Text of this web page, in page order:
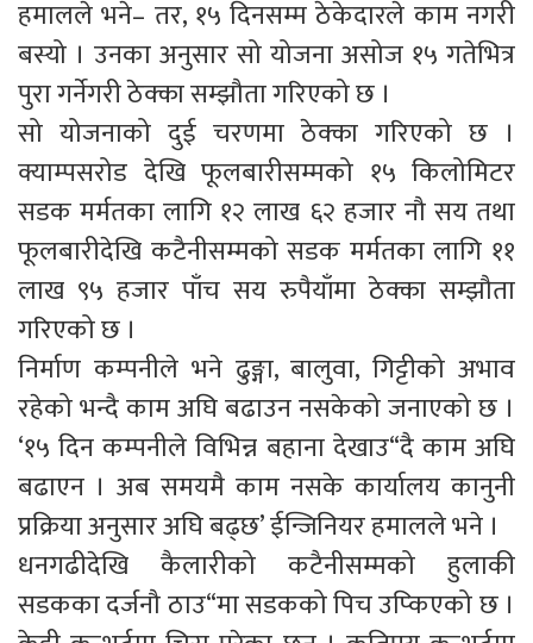
हमालले भने– तर, १५ दिनसम्म ठेकेदारले काम नगरी
बस्यो । उनका अनुसार सो योजना असोज १५ गतेभित्र
पुरा गर्नेगरी ठेक्का सम्झौता गरिएको छ ।
सो योजनाको दुई चरणमा ठेक्का गरिएको छ ।
क्याम्पसरोड देखि फूलबारीसम्मको १५ किलोमिटर
सडक मर्मतका लागि १२ लाख ६२ हजार नौ सय तथा
फूलबारीदेखि कटैनीसम्मको सडक मर्मतका लागि ११
लाख ९५ हजार पाँच सय रुपैयाँमा ठेक्का सम्झौता
गरिएको छ ।
निर्माण कम्पनीले भने ढुङ्गा, बालुवा, गिट्टीको अभाव
रहेको भन्दै काम अघि बढाउन नसकेको जनाएको छ ।
‘१५ दिन कम्पनीले विभिन्न बहाना देखाउ“दै काम अघि
बढाएन । अब समयमै काम नसके कार्यालय कानुनी
प्रक्रिया अनुसार अघि बढ्छ’ ईन्जिनियर हमालले भने ।
धनगढीदेखि कैलारीको कटैनीसम्मको हुलाकी
सडकका दर्जनौ ठाउ“मा सडकको पिच उप्किएको छ ।